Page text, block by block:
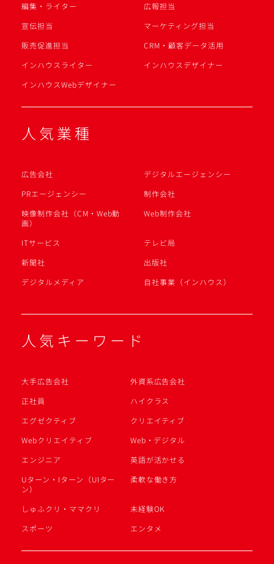
編集・ライター
広報担当
宣伝担当
マーケティング担当
販売促進担当
CRM・顧客データ活用
インハウスライター
インハウスデザイナー
インハウスWebデザイナー
人気業種
広告会社
デジタルエージェンシー
PRエージェンシー
制作会社
映像制作会社（CM・Web動
画）
Web制作会社
ITサービス
テレビ局
新聞社
出版社
デジタルメディア
自社事業（インハウス）
人気キーワード
大手広告会社
外資系広告会社
正社員
ハイクラス
エグゼクティブ
クリエイティブ
Webクリエイティブ
Web・デジタル
エンジニア
英語が活かせる
Uターン・Iターン（UIター
ン）
柔軟な働き方
しゅふクリ・ママクリ
未経験OK
スポーツ
エンタメ